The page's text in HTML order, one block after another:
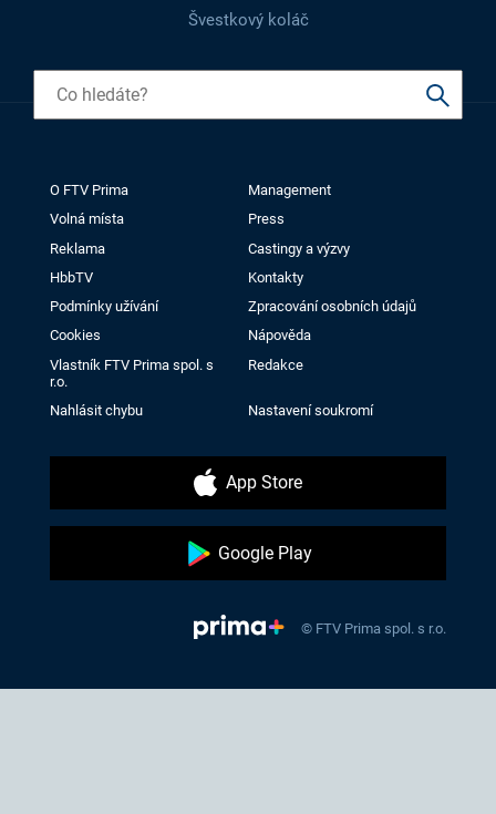
Švestkový koláč
O FTV Prima
Management
Volná místa
Press
Reklama
Castingy a výzvy
HbbTV
Kontakty
Podmínky užívání
Zpracování osobních údajů
Cookies
Nápověda
Vlastník FTV Prima spol. s
r.o.
Redakce
Nahlásit chybu Nastavení soukromí
App Store
Google Play
© FTV Prima spol. s r.o.